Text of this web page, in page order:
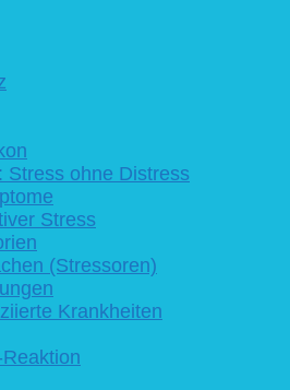
Stress ohne Distress
Stress
(Stressoren)
Krankheiten